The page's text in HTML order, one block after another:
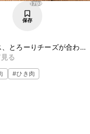
1798
保存
とろーりチーズが合わ
か？
はんにも！
る
#ひき肉